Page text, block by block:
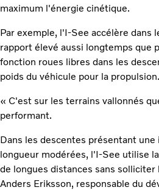
maximum l'énergie cinétique.
Par exemple, l'I-See accélère dans
rapport élevé aussi longtemps que
fonction roues libres dans les
poids du véhicule pour la propulsion.
« C'est sur les terrains vallonnés
performant.
Dans les descentes présentant une
longueur modérées, l'I-See utilise
de longues distances sans
Anders Eriksson, responsable du